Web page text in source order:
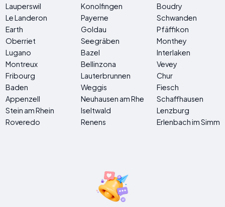
Lauperswil
Konolfingen
Boudry
Le Landeron
Payerne
Schwanden
Earth
Goldau
Pfäffikon
Oberriet
Seegräben
Monthey
Lugano
Bazel
Interlaken
Montreux
Bellinzona
Vevey
Fribourg
Lauterbrunnen
Chur
Baden
Weggis
Fiesch
Appenzell
Neuhausen am RheinfallSchaffhausen
Stein am Rhein
Iseltwald
Lenzburg
Roveredo
Renens Erlenbach im